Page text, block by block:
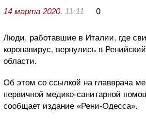
14 марта 2020, 11:11 0
Люди, работавшие в Италии, где
коронавирус, вернулись в
области.
Об этом со ссылкой на главврача
первичной медико-санитарной
сообщает издание «Рени-Одесса».